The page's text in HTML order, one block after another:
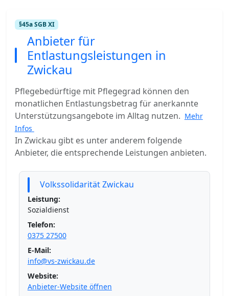
§45a SGB XI
Anbieter für
Entlastungsleistungen in
Zwickau
Pflegebedürftige mit Pflegegrad können den
monatlichen Entlastungsbetrag für anerkannte
Unterstützungsangebote im Alltag nutzen. Mehr
Infos
In Zwickau gibt es unter anderem folgende
Anbieter, die entsprechende Leistungen anbieten.
Volkssolidarität Zwickau
Leistung:
Sozialdienst
Telefon:
0375 27500
E-Mail:
info@vs-zwickau.de
Website:
Anbieter-Website öffnen